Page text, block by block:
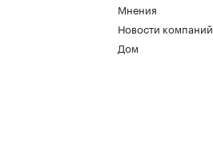
Мнения
Новости компаний
Дом